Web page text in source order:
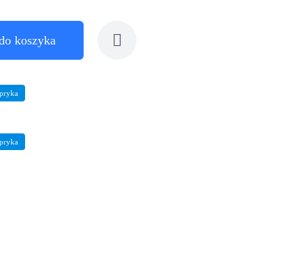
koszyka